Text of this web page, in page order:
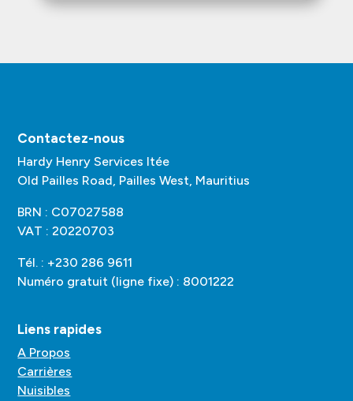
Contactez-nous
Hardy Henry Services ltée
Old Pailles Road, Pailles West, Mauritius
BRN : C07027588
VAT : 20220703
Tél. : +230 286 9611
Numéro gratuit (ligne fixe) : 8001222
Liens rapides
A Propos
Carrières
Nuisibles